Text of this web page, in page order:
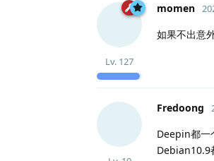
momen
Lv. 127
如果不出意
Fredoong
Deepin都一
Debian10.9